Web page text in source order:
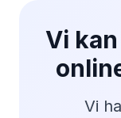
Vi
Vi